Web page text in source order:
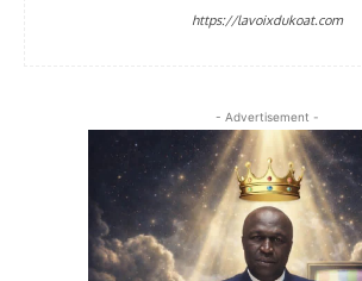
https://lavoixdukoat.com
- Advertisement -